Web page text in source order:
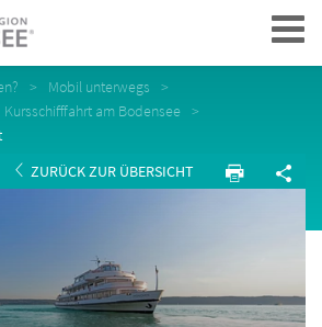
Navigation
Mobil unterwegs
Kursschifffahrt am Bodensee
ZURÜCK ZUR ÜBERSICHT